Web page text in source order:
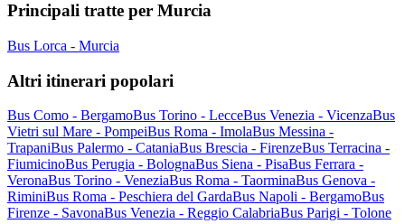
Principali tratte per Murcia
Bus Lorca - Murcia
Altri itinerari popolari
Bus Como - BergamoBus Torino - LecceBus Venezia - VicenzaBus
Vietri sul Mare - PompeiBus Roma - ImolaBus Messina -
TrapaniBus Palermo - CataniaBus Brescia - FirenzeBus Terracina -
FiumicinoBus Perugia - BolognaBus Siena - PisaBus Ferrara -
VeronaBus Torino - VeneziaBus Roma - TaorminaBus Genova -
RiminiBus Roma - Peschiera del GardaBus Napoli - BergamoBus
Firenze - SavonaBus Venezia - Reggio CalabriaBus Parigi - Tolone